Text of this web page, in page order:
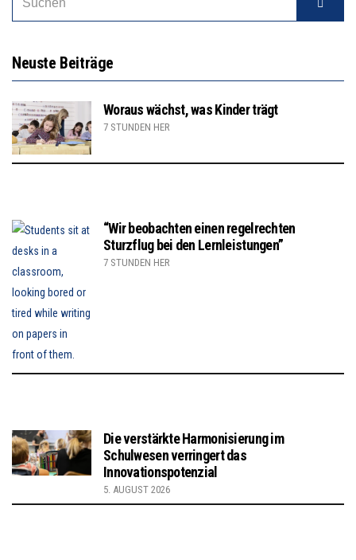
Neuste Beiträge
Woraus wächst, was Kinder trägt
7 STUNDEN HER
“Wir beobachten einen regelrechten
Sturzflug bei den Lernleistungen”
7 STUNDEN HER
Die verstärkte Harmonisierung im
Schulwesen verringert das
Innovationspotenzial
5. AUGUST 2026